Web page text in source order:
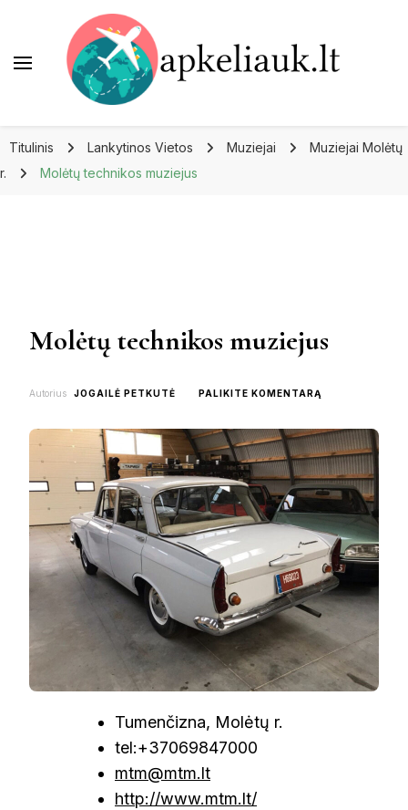
Titulinis Lankytinos Vietos Muziejai
Muziejai Molėtų
r.
Molėtų technikos muziejus
Molėtų technikos muziejus
Autorius JOGAILĖ PETKUTĖ PALIKITE KOMENTARĄ
MUZIEJUS
Tumenčizna, Molėtų r.
tel:+37069847000
mtm@mtm.lt
http://www.mtm.lt/